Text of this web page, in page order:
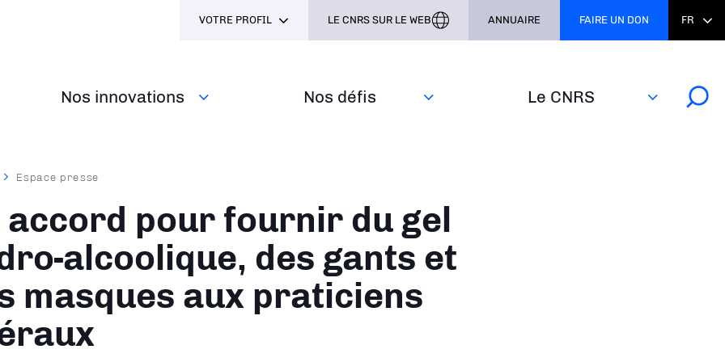
Nos innovations Nos défis‎ Le CNRS
VOTRE PROFIL LE CNRS SUR LE WEB ANNUAIRE FAIRE UN DON FR
Espace presse
accord pour fournir du gel
alcoolique, des gants et
masques aux praticiens